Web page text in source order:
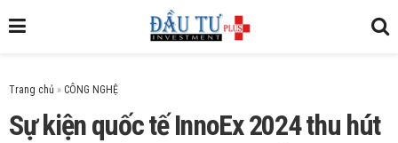
Trang chủ »
Sự kiện quốc tế InnoEx 2024 thu hút